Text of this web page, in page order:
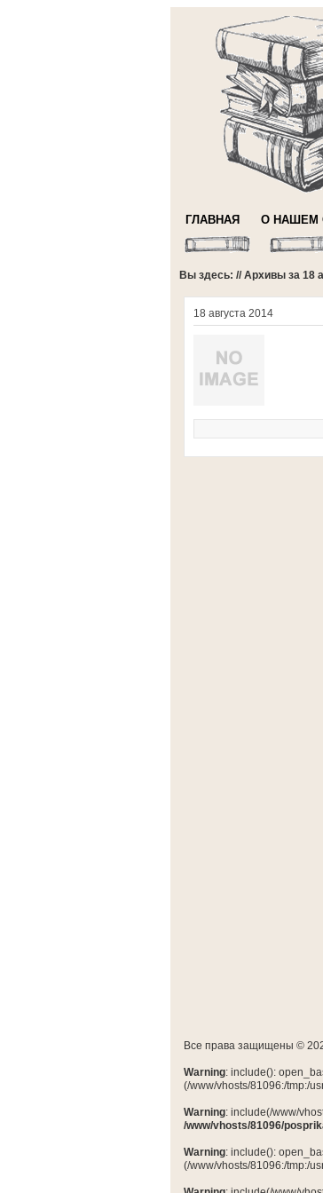
ГЛАВНАЯ О НАШЕМ
Вы здесь: // Архивы за 18
18 августа 2014
Все права защищены ©
Warning: include():
(/www/vhosts/81096:/tmp:/
Warning: include(/www/
/www/vhosts/81096/
Warning: include():
(/www/vhosts/81096:/tmp:/